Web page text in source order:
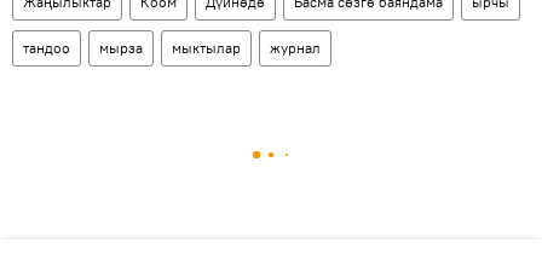
тандоо мырза мыктылар журнал